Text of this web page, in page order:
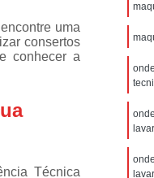
Electrolux
Geladeira
Geladeira
Assistencia Tecnica
uma
consertos
conhecer a
Técnica